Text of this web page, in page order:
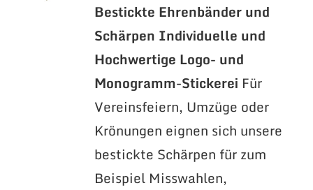
Bestickte Ehrenbänder und
Schärpen Individuelle und
Hochwertige Logo- und
Monogramm-Stickerei Für
Vereinsfeiern, Umzüge oder
Krönungen eignen sich unsere
bestickte Schärpen für zum
Beispiel Misswahlen,